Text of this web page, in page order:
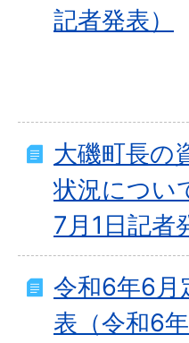
記者発表）
大磯町長の
状況につい
7月1日記者
令和6年6月
表（令和6